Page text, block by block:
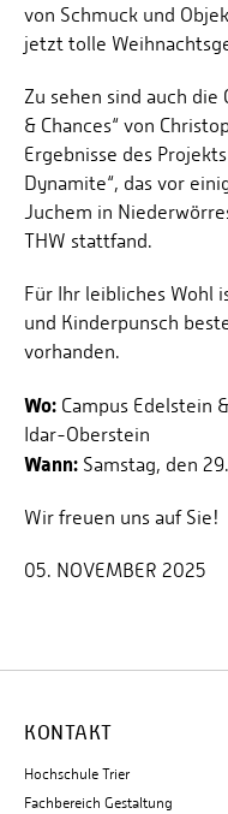
von Schmuck und
jetzt tolle
Zu sehen sind auch die
& Chances“ von
Ergebnisse des
Dynamite“, das vor
Juchem in
THW stattfand.
Für Ihr leibliches Wohl
und Kinderpunsch
vorhanden.
Wo: Campus Edelstein
Idar-Oberstein
Wann: Samstag, den
Wir freuen uns auf Sie!
05. NOVEMBER 2025
KONTAKT
Hochschule Trier
Fachbereich Gestaltung